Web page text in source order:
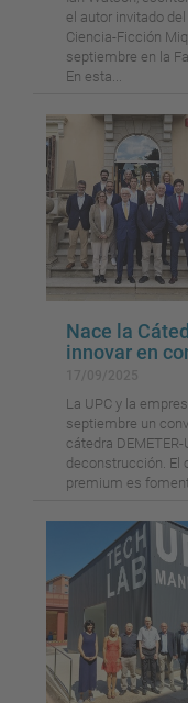
el autor invitado
Ciencia-Ficción
septiembre en la
En esta...
Nace la
innovar en
La UPC y la
septiembre un
cátedra
deconstrucción. El
premium es